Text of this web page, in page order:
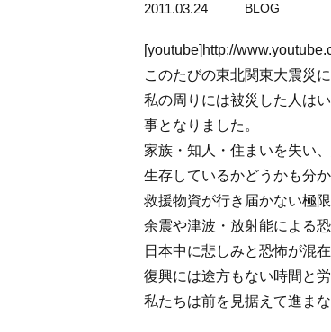
2011.03.24 BLOG
[youtube]http://
このたびの東北関東大震災
私の周りには被災した人は
事となりました。
家族・知人・住まいを失い
生存しているかどうかも分
救援物資が行き届かない極
余震や津波・放射能による
日本中に悲しみと恐怖が混在
復興には途方もない時間と
私たちは前を見据えて進ま